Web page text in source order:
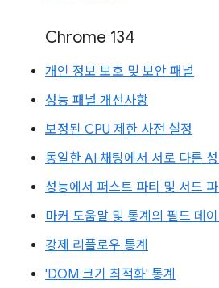
Chrome 134
개인 정보 보호 및 보안 패널
성능 패널 개선사항
보정된 CPU 제한 사전 설정
동일한 AI 채팅에서 서로 다른
성능에서 퍼스트 파티 및 서드
마커 도움말 및 통계의 필드 데이
강제 리플로우 통계
'DOM 크기 최적화' 통계